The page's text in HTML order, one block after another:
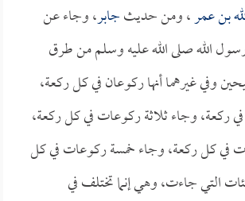
بن عمر، ومن حديثجابر، وجاء عن
الله صلى الله عليه وسلم من طرق
وفي غيرهما أنها ركوعان في كل ركعة،
ركعة، وجاء ثلاثة ركوعات في كل ركعة،
في كل ركعة، وجاء خمسة ركوعات في كل
التي جاءت، وهي إنما تختلف في